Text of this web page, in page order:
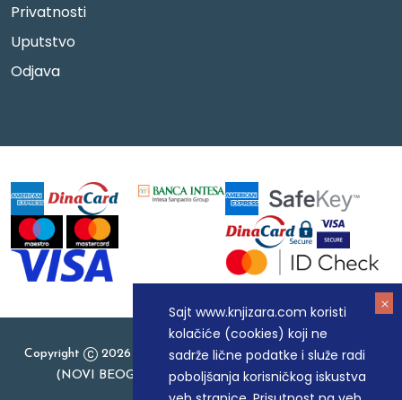
Sajt www.knjizara.com koristi
kolačiće (cookies) koji ne
sadrže lične podatke i služe radi
poboljšanja korisničkog iskustva
Privatnosti
Uputstvo
Odjava
Copyright
2026 Knjizara.com - MAKART DOO BEOGRAD
(NOVI BEOGRAD), PIB: 105184104, MB: 20337524